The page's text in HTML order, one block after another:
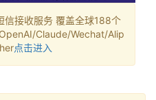
接收服务 覆盖全球188个
Claude/Wechat/Alip
点击进入